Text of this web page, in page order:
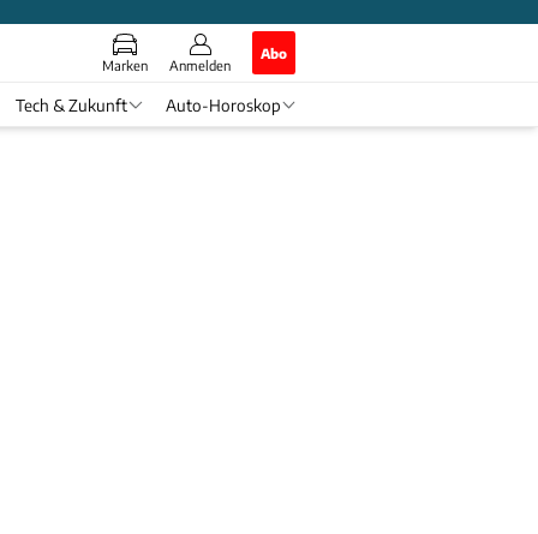
Marken Anmelden
Abo
Tech & Zukunft Auto-Horoskop